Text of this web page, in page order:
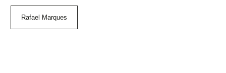
Rafael Marques